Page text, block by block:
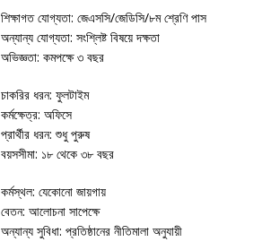
শিক্ষাগত যোগ্যতা: জেএসসি/জেডিসি/৮ম শ্রেণি পাস
অন্যান্য যোগ্যতা: সংশ্লিষ্ট বিষয়ে দক্ষতা
অভিজ্ঞতা: কমপক্ষে ৩ বছর
চাকরির ধরন: ফুলটাইম
কর্মক্ষেত্র: অফিসে
প্রার্থীর ধরন: শুধু পুরুষ
বয়সসীমা: ১৮ থেকে ৩৮ বছর
কর্মস্থল: যেকোনো জায়গায়
বেতন: আলোচনা সাপেক্ষে
অন্যান্য সুবিধা: প্রতিষ্ঠানের নীতিমালা অনুযায়ী